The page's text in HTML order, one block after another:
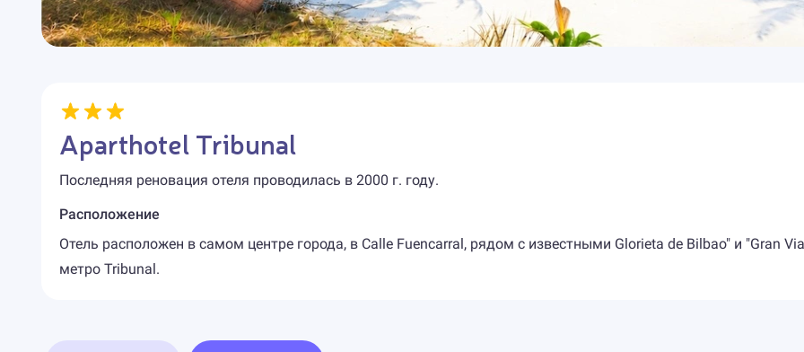
Aparthotel Tribunal
Последняя реновация отеля проводилась в 2000 г. году.
Расположение
Отель расположен в самом центре города, в Calle Fuencarral, рядом с известными Glorieta de Bilbao" и "Gran
метро Tribunal.